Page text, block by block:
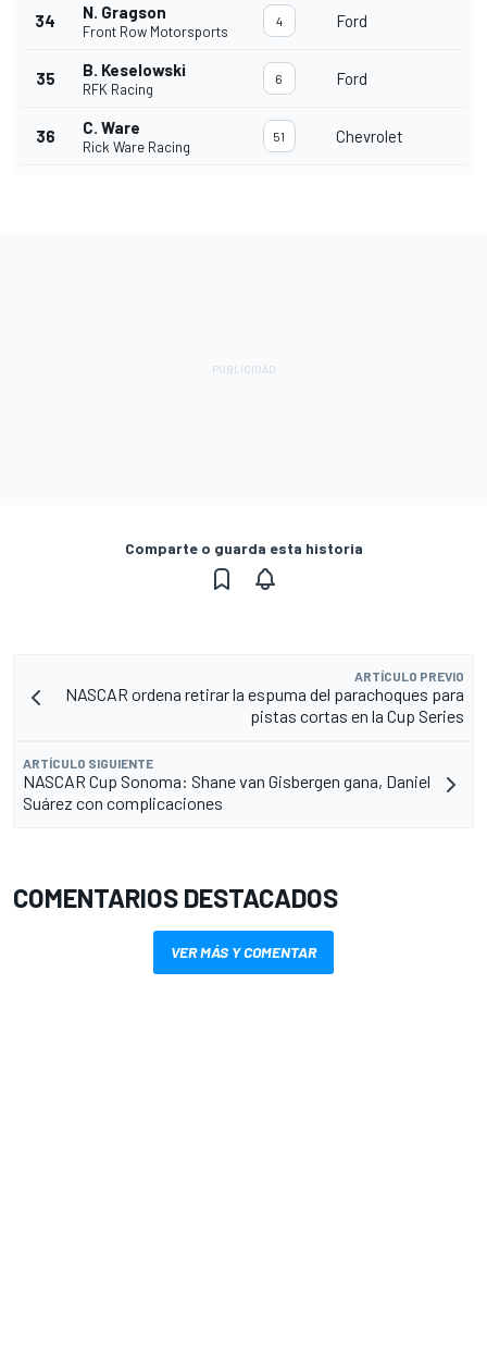
34 N. Gragson
Front Row Motorsports
4 Ford
35 B. Keselowski
RFK Racing
6 Ford
36 C. Ware
Rick Ware Racing
51 Chevrolet
Comparte o guarda esta historia
ARTÍCULO PREVIO
NASCAR ordena retirar la espuma del parachoques para
pistas cortas en la Cup Series
ARTÍCULO SIGUIENTE
NASCAR Cup Sonoma: Shane van Gisbergen gana, Daniel
Suárez con complicaciones
COMENTARIOS DESTACADOS
VER MÁS Y COMENTAR